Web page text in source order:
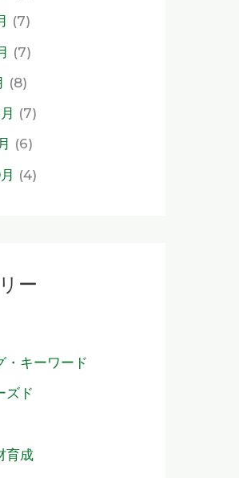
(7)
(7)
(8)
(7)
(6)
(4)
ー
・キーワード
ズド
育成